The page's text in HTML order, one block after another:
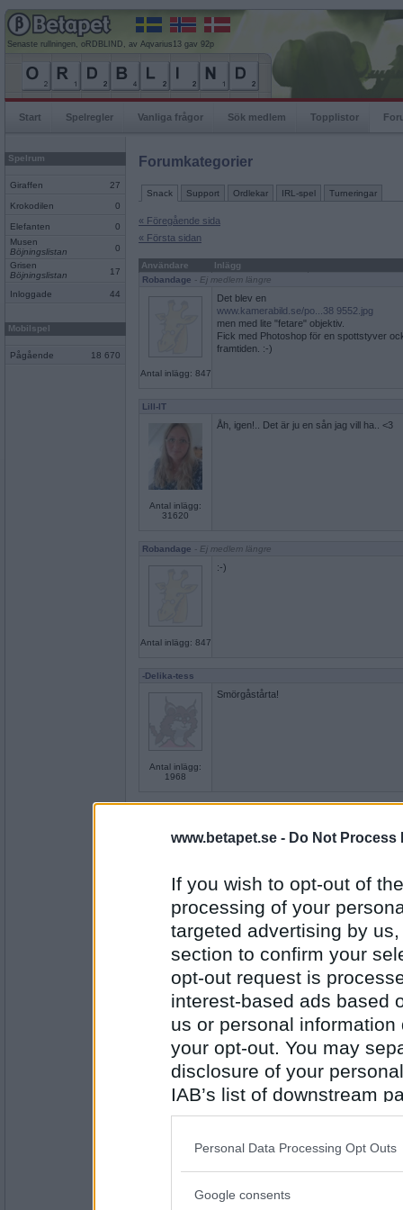
www.betapet.se - Do Not Process
If you wish to opt-out of
processing of your
targeted advertising by
section to confirm your
opt-out request is
interest-based ads based
us or personal
your opt-out. You may
disclosure of your
IAB’s list of downstream
also be disclosed by us
Downstream Participants
Please note that this
Personal Data Processing Opt Outs
Google consents
Senaste rullningen, oRDBLIND, av Aqvarius13 gav 92p
Start Spelregler Vanliga frågor Sök medlem Topplistor
Spelrum
Giraffen 27
Krokodilen 0
Elefanten
0
Musen
Böjningslistan
0
Grisen
Böjningslistan
17
Inloggade 44
Mobilspel
Pågående 18 670
Forumkategorier
Snack Support Ordlekar IRL-spel Turneringar
« Föregående sida
« Första sidan
Användare
Inlägg
Robandage - Ej medlem längre
Antal inlägg: 847
Det blev en
www.kamerabild.se/po...38 9552.jpg
men med lite "fetare" objektiv.
Fick med Photoshop för en spottstyver
framtiden. :-)
Lill-IT
Antal inlägg:
31620
Åh, igen!.. Det är ju en sån jag vill ha.. <3
Robandage - Ej medlem längre
Antal inlägg: 847
:-)
-Delika-tess
Antal inlägg:
1968
Smörgåstårta!
Antal inlägg:
5809
Antal inlägg:
1431
bra musik.. tillexempel fin julmusik och
- Ej medlem längre